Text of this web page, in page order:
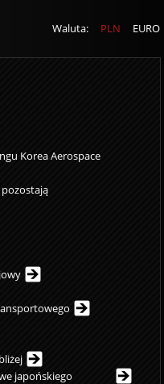
Waluta: PLN EURO
Korea Aerospace
japońskiego